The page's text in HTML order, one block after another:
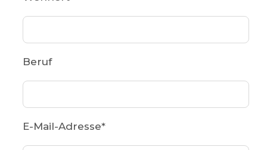
Beruf
E-Mail-Adresse*